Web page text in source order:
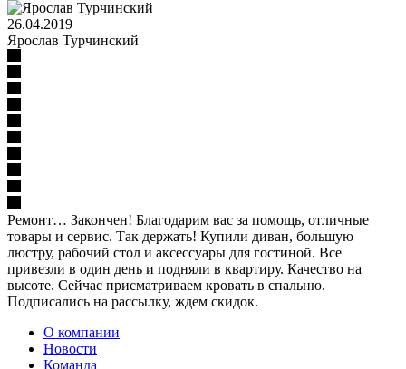
26.04.2019
Ярослав Турчинский
Ремонт… Закончен! Благодарим вас за помощь, отличные
товары и сервис. Так держать! Купили диван, большую
люстру, рабочий стол и аксессуары для гостиной. Все
привезли в один день и подняли в квартиру. Качество на
высоте. Сейчас присматриваем кровать в спальню.
Подписались на рассылку, ждем скидок.
О компании
Новости
Команда